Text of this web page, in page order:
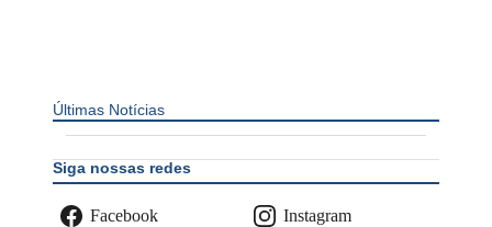
Últimas Notícias
Siga nossas redes
Facebook Instagram